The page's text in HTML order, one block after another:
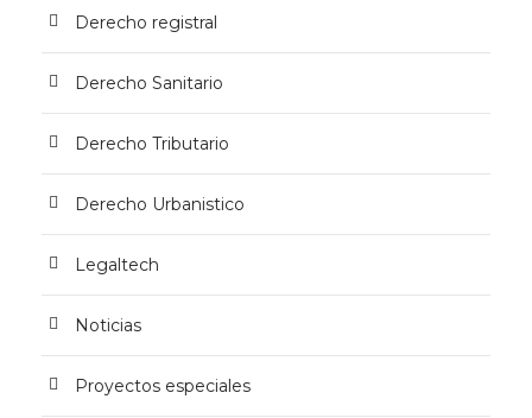
Derecho registral
Derecho Sanitario
Derecho Tributario
Derecho Urbanistico
Legaltech
Noticias
Proyectos especiales